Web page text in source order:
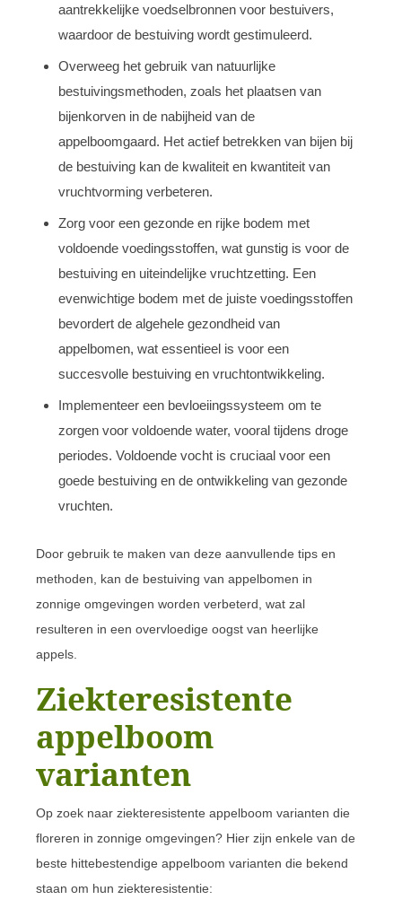
aantrekkelijke voedselbronnen voor bestuivers,
waardoor de bestuiving wordt gestimuleerd.
Overweeg het gebruik van natuurlijke
bestuivingsmethoden, zoals het plaatsen van
bijenkorven in de nabijheid van de
appelboomgaard. Het actief betrekken van bijen bij
de bestuiving kan de kwaliteit en kwantiteit van
vruchtvorming verbeteren.
Zorg voor een gezonde en rijke bodem met
voldoende voedingsstoffen, wat gunstig is voor de
bestuiving en uiteindelijke vruchtzetting. Een
evenwichtige bodem met de juiste voedingsstoffen
bevordert de algehele gezondheid van
appelbomen, wat essentieel is voor een
succesvolle bestuiving en vruchtontwikkeling.
Implementeer een bevloeiingssysteem om te
zorgen voor voldoende water, vooral tijdens droge
periodes. Voldoende vocht is cruciaal voor een
goede bestuiving en de ontwikkeling van gezonde
vruchten.
Door gebruik te maken van deze aanvullende tips en
methoden, kan de bestuiving van appelbomen in
zonnige omgevingen worden verbeterd, wat zal
resulteren in een overvloedige oogst van heerlijke
appels.
Ziekteresistente
appelboom
varianten
Op zoek naar ziekteresistente appelboom varianten die
floreren in zonnige omgevingen? Hier zijn enkele van de
beste hittebestendige appelboom varianten die bekend
staan om hun ziekteresistentie: